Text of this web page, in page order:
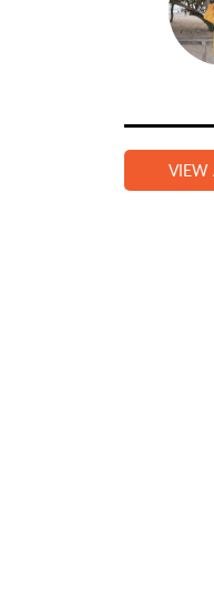
VIEW